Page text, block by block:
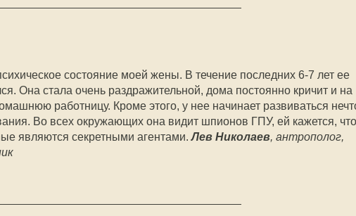
состояние моей жены. В течение последних 6-7 лет ее
Она стала очень раздражительной, дома постоянно кричит и на
работницу. Кроме этого, у нее начинает развиваться
Во всех окружающих она видит шпионов ГПУ, ей кажется, что
являются секретными агентами.Лев Николаев, антрополог,